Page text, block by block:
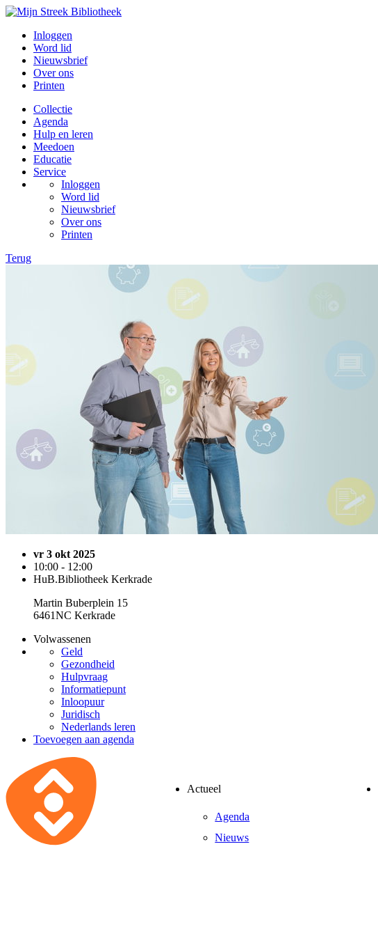
Inloggen
Word lid
Nieuwsbrief
Over ons
Printen
Collectie
Agenda
Hulp en leren
Meedoen
Educatie
Service
Inloggen
Word lid
Nieuwsbrief
Over ons
Printen
Terug
vr 3 okt 2025
10:00 - 12:00
HuB.Bibliotheek Kerkrade
Martin Buberplein 15
6461NC Kerkrade
Volwassenen
Geld
Gezondheid
Hulpvraag
Informatiepunt
Inloopuur
Juridisch
Nederlands leren
Toevoegen aan agenda
Actueel
Agenda
Nieuws